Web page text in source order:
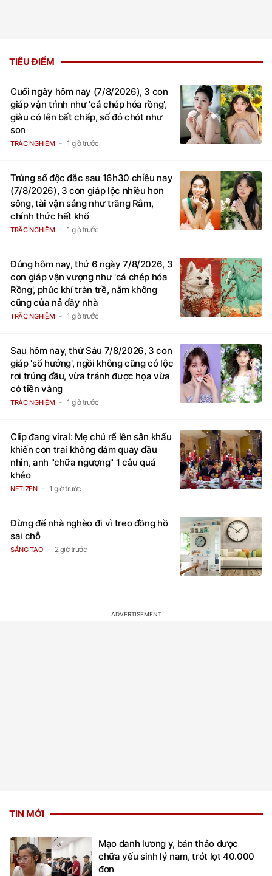
TIÊU ĐIỂM
Cuối ngày hôm nay (7/8/2026), 3 con
giáp vận trình như 'cá chép hóa rồng',
giàu có lên bất chấp, số đỏ chót như
son
TRẮC NGHIỆM 1 giờ trước
Trúng số độc đắc sau 16h30 chiều nay
(7/8/2026), 3 con giáp lộc nhiều hơn
sông, tài vận sáng như trăng Rằm,
chính thức hết khổ
TRẮC NGHIỆM 1 giờ trước
Đúng hôm nay, thứ 6 ngày 7/8/2026, 3
con giáp vận vượng như 'cá chép hóa
Rồng', phúc khí tràn trề, nằm không
cũng của nả đầy nhà
TRẮC NGHIỆM 1 giờ trước
Sau hôm nay, thứ Sáu 7/8/2026, 3 con
giáp 'số hưởng', ngồi không cũng có lộc
rơi trúng đầu, vừa tránh được họa vừa
có tiền vàng
TRẮC NGHIỆM 1 giờ trước
Clip đang viral: Mẹ chú rể lên sân khấu
khiến con trai không dám quay đầu
nhìn, anh "chữa ngượng" 1 câu quá
khéo
NETIZEN 1 giờ trước
Đừng để nhà nghèo đi vì treo đồng hồ
sai chỗ
SÁNG TẠO 2 giờ trước
TIN MỚI
Mạo danh lương y, bán thảo dược
chữa yếu sinh lý nam, trót lọt 40.000
đơn